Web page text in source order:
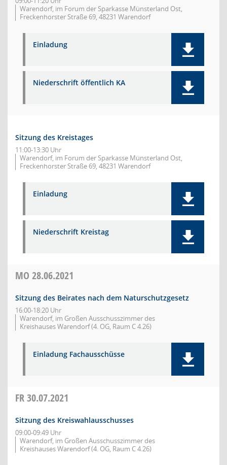
Warendorf, im Forum der Sparkasse Münsterland Ost,
Freckenhorster Straße 69, 48231 Warendorf
Einladung
Niederschrift öffentlich KA
Sitzung des Kreistages
11:00-13:30 Uhr
Warendorf, im Forum der Sparkasse Münsterland Ost,
Freckenhorster Straße 69, 48231 Warendorf
Einladung
Niederschrift Kreistag
MO 28.06.2021
Sitzung des Beirates nach dem Naturschutzgesetz
16:00-18:20 Uhr
Warendorf, im Großen Ausschusszimmer des
Kreishauses Warendorf (4. OG, Raum C 4.26)
Einladung Fachausschüsse
FR30.07.2021
Sitzung des Kreiswahlausschusses
09:00-09:49 Uhr
Warendorf, im Großen Ausschusszimmer des
Kreishauses Warendorf (4. OG, Raum C 4.26)